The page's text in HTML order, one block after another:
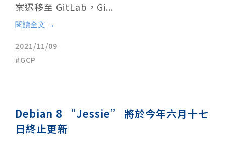
案遷移至 GitLab，Gi...
閱讀全文 →
2021/11/09
GCP
Debian 8 “Jessie” 將於今年六月十七
日終止更新